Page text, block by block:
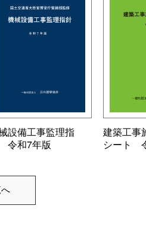
設備工事監理指
和7年版
建築工事
シート